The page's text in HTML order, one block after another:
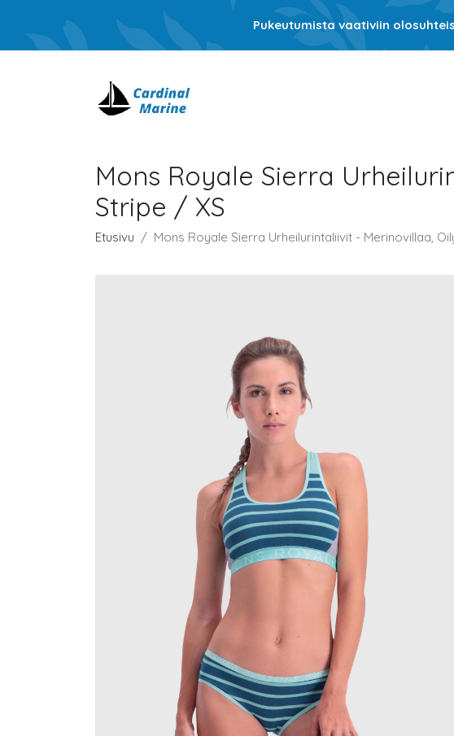
Pukeutumista vaativiin
Mons Royale Sierra
Stripe / XS
Etusivu Mons Royale Sierra Urheilurintaliivit - Merinovillaa,